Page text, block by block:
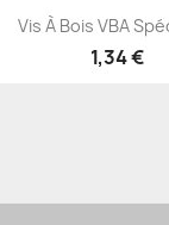
Aperçu
Vis À Bois VBA
1,34 €